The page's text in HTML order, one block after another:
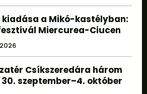
kiadása a Mikó-kastélyban:
Miercurea-Ciucen
Csíkszeredára három
szeptember–4. október